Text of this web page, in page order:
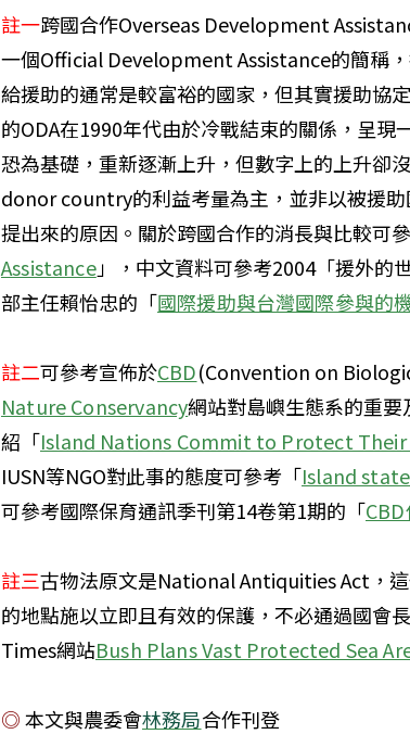
註一跨國合作Overseas Development
一個Official Development Assistance的簡稱
給援助的通常是較富裕的國家，但其實援助協
的ODA在1990年代由於冷戰結束的關係，呈
恐為基礎，重新逐漸上升，但數字上的上升卻
donor country的利益考量為主，並非以被援
提出來的原因。關於跨國合作的消長與比較可
Assistance」，中文資料可參考2004「援外的
部主任賴怡忠的「國際援助與台灣國際參與的
註二可參考宣佈於CBD(Convention on
Nature Conservancy網站對島嶼生態系的重
紹「Island Nations Commit to Protect
IUSN等NGO對此事的態度可參考「Island
可參考國際保育通訊季刊第14卷第1期的「
註三古物法原文是National Antiquities Act，
的地點施以立即且有效的保護，不必通過國會
Times網站Bush Plans Vast Protected Sea
◎ 本文與農委會林務局合作刊登